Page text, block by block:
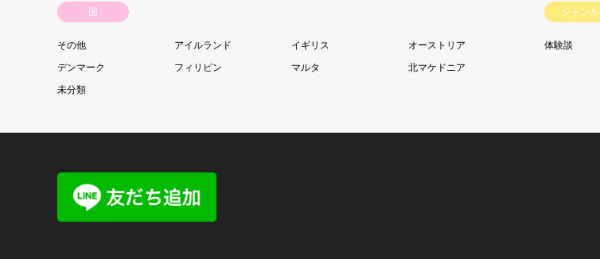
国
その他 アイルランド イギリス
オーストリア
デンマーク
フィリピン マルタ
北マケドニア
未分類
ジャンル
体験談